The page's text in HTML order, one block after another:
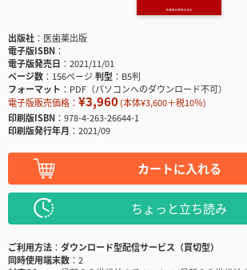
出版社
医歯薬出版
電子版ISBN
電子版発売日
2021/11/01
ページ数
156ページ判型
B5判
フォーマット
PDF（パソコンへのダウンロード不可）
電子版販売価格： ¥3,960(本体¥3,600＋税10％)
印刷版ISBN
978-4-263-26644-1
印刷版発行年月
2021/09
カートに入れる
ちょっと立ち読み
ご利用方法
ダウンロード型配信サービス（買切型）
同時使用端末数
2